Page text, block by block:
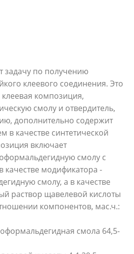
задачу по получению
клеевого соединения. Это
клеевая композиция,
смолу и отвердитель,
дополнительно содержит
в качестве синтетической
включает
смолу с
качестве модификатора -
смолу, а в качестве
раствор щавелевой кислоты
компонентов, мас.ч.:
смола 64,5-